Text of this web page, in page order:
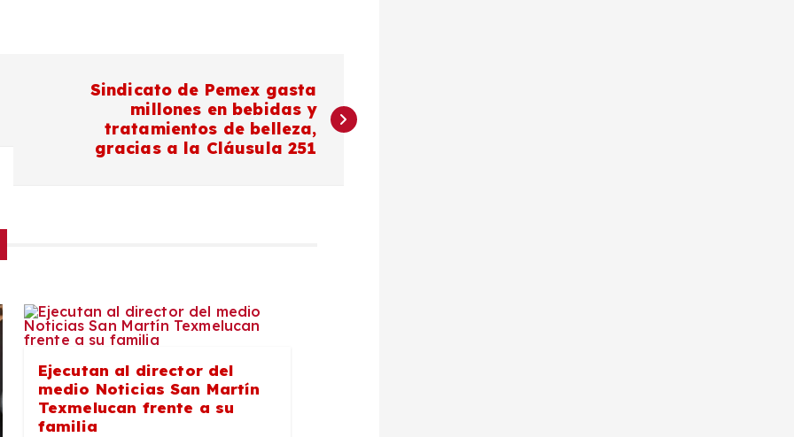
Sindicato de Pemex gasta
millones en bebidas y
tratamientos de belleza,
gracias a la Cláusula 251
Ejecutan al director del
medio Noticias San Martín
Texmelucan frente a su
familia